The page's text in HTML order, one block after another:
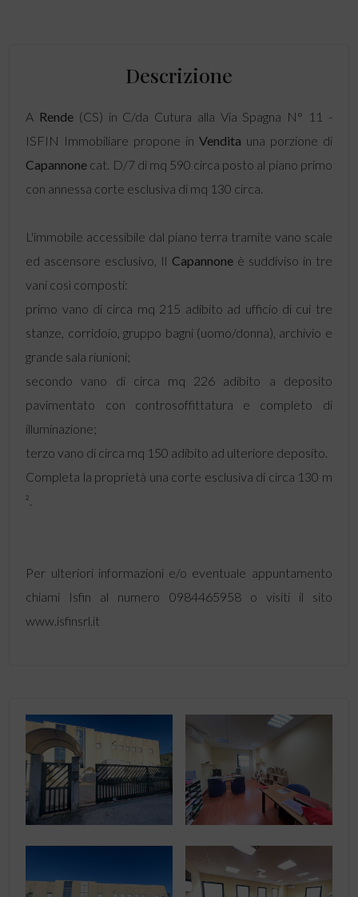
Descrizione
A Rende(CS) in C/da Cutura alla Via Spagna N° 11 -
ISFIN Immobiliare propone in Vendita una porzione di
Capannone cat. D/7 di mq 590 circa posto al piano primo
con annessa corte esclusiva di mq 130 circa.
L'immobile accessibile dal piano terra tramite vano scale
ed ascensore esclusivo, Il Capannoneè suddiviso in tre
vani così composti:
primo vano di circa mq 215 adibito ad ufficio di cui tre
stanze, corridoio, gruppo bagni (uomo/donna), archivio e
grande sala riunioni;
secondo vano di circa mq 226 adibito a deposito
pavimentato con controsoffittatura e completo di
illuminazione;
terzo vano di circa mq 150 adibito ad ulteriore deposito.
Completa la proprietà una corte esclusiva di circa 130 m
².
Per ulteriori informazioni e/o eventuale appuntamento
chiami Isfin al numero 0984465958 o visiti il sito
www.isfinsrl.it